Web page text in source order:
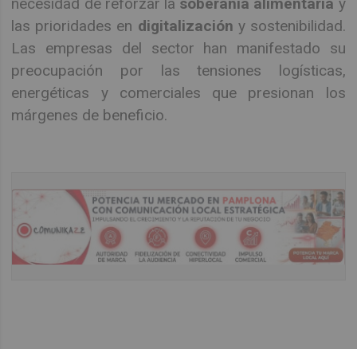
las prioridades en digitalización y sostenibilidad.
Las empresas del sector han manifestado su
preocupación por las tensiones logísticas,
energéticas y comerciales que presionan los
márgenes de beneficio.